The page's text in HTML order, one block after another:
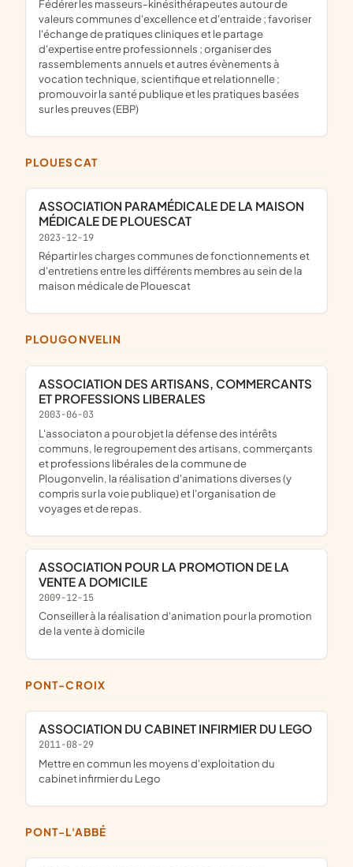
fédérer les masseurs-kinésithérapeutes autour de
valeurs communes d'excellence et d'entraide ; favoriser
l'échange de pratiques cliniques et le partage
d'expertise entre professionnels ; organiser des
rassemblements annuels et autres évènements à
vocation technique, scientifique et relationnelle ;
promouvoir la santé publique et les pratiques basées
sur les preuves (EBP)
PLOUESCAT
ASSOCIATION PARAMÉDICALE DE LA MAISON
MÉDICALE DE PLOUESCAT
2023-12-19
répartir les charges communes de fonctionnements et
d'entretiens entre les différents membres au sein de la
maison médicale de Plouescat
PLOUGONVELIN
ASSOCIATION DES ARTISANS, COMMERCANTS
ET PROFESSIONS LIBERALES
2003-06-03
L'associaton a pour objet la défense des intérêts
communs, le regroupement des artisans, commerçants
et professions libérales de la commune de
Plougonvelin, la réalisation d'animations diverses (y
compris sur la voie publique) et l'organisation de
voyages et de repas.
ASSOCIATION POUR LA PROMOTION DE LA
VENTE A DOMICILE
2009-12-15
conseiller à la réalisation d'animation pour la promotion
de la vente à domicile
PONT-CROIX
ASSOCIATION DU CABINET INFIRMIER DU LEGO
2011-08-29
mettre en commun les moyens d'exploitation du
cabinet infirmier du Lego
PONT-L'ABBÉ